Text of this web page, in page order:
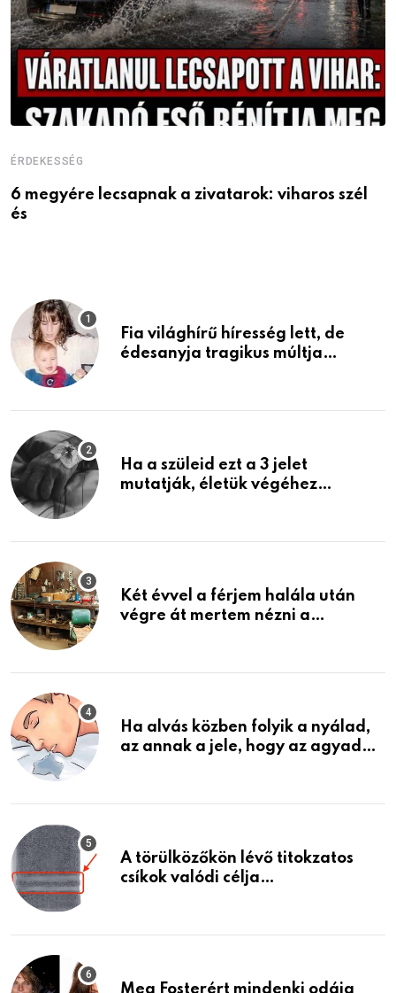
ÉRDEKESSÉG
6 megyére lecsapnak a zivatarok: viharos szél
és
Fia világhírű híresség lett, de
édesanyja tragikus múltja
Ha a szüleid ezt a 3 jelet
mutatják, életük végéhez
Két évvel a férjem halála után
végre át mertem nézni a
életemet
Ha alvás közben folyik a nyálad,
az annak a jele, hogy az agyad…
A törülközőkön lévő titokzatos
csíkok valódi célja…
Meg Fosterért mindenki odáig